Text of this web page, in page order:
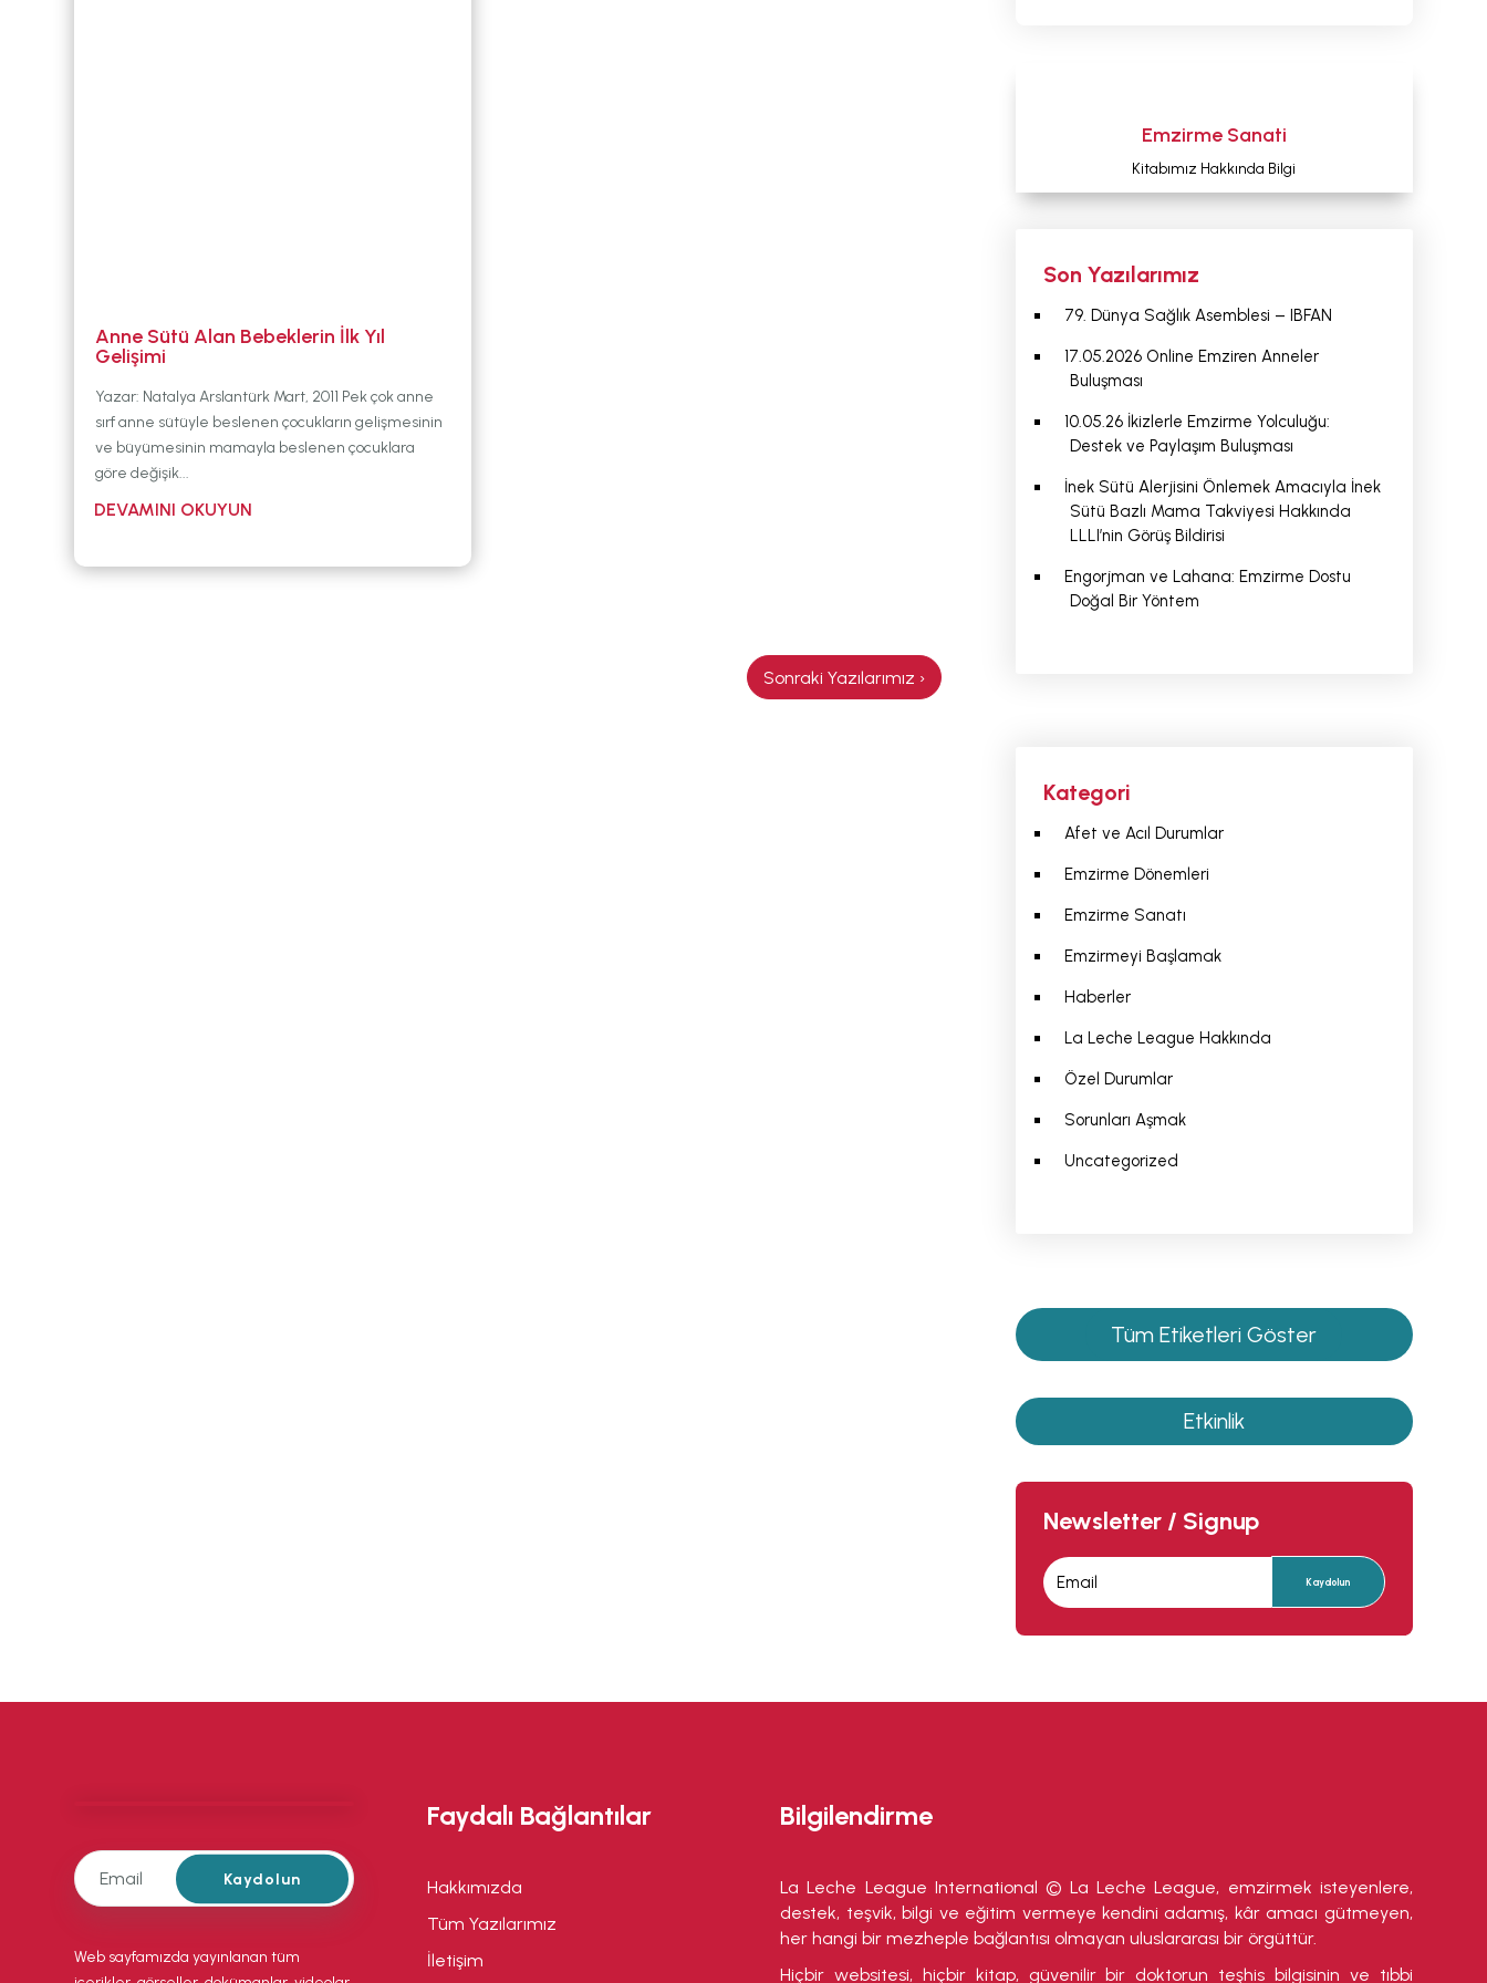
Anne Sütü Alan Bebeklerin İlk Yıl
Gelişimi
Yazar: Natalya Arslantürk Mart, 2011 Pek çok anne
sırf anne sütüyle beslenen çocukların gelişmesinin
ve büyümesinin mamayla beslenen çocuklara
göre değişik...
Emzirme Sanati
Kitabımız Hakkında Bilgi
Son Yazılarımız
79. Dünya Sağlık Asemblesi – IBFAN
17.05.2026 Online Emziren Anneler
Buluşması
10.05.26 İkizlerle Emzirme Yolculuğu:
Destek ve Paylaşım Buluşması
İnek Sütü Alerjisini Önlemek Amacıyla İnek
Sütü Bazlı Mama Takviyesi Hakkında
LLLI’nin Görüş Bildirisi
Engorjman ve Lahana: Emzirme Dostu
Doğal Bir Yöntem
Kategori
Afet ve Acıl Durumlar
Emzirme Dönemleri
Emzirme Sanatı
Emzirmeyi Başlamak
Haberler
La Leche League Hakkında
Özel Durumlar
Sorunları Aşmak
Uncategorized
Tüm Etiketleri Göster
Etkinlik
Newsletter / Signup
Kaydolun
Kaydolun
Web sayfamızda yayınlanan tüm
Faydalı Bağlantılar
Hakkımızda
Tüm Yazılarımız
İletişim
Bilgilendirme
La Leche League International © La Leche League, emzirmek isteyenlere,
destek, teşvik, bilgi ve eğitim vermeye kendini adamış, kâr amacı gütmeyen,
her hangi bir mezheple bağlantısı olmayan uluslararası bir örgüttür.
Hiçbir websitesi, hiçbir kitap, güvenilir bir doktorun teşhis bilgisinin ve tıbbi